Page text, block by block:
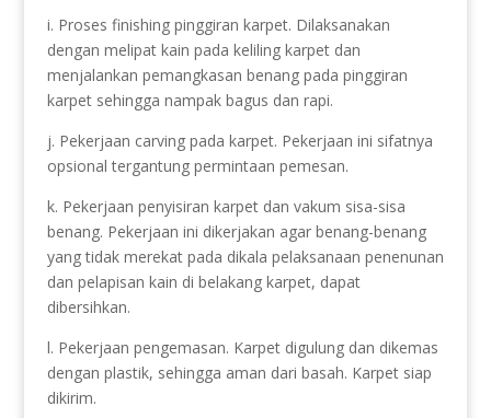
i. Proses finishing pinggiran karpet. Dilaksanakan
dengan melipat kain pada keliling karpet dan
menjalankan pemangkasan benang pada pinggiran
karpet sehingga nampak bagus dan rapi.
j. Pekerjaan carving pada karpet. Pekerjaan ini sifatnya
opsional tergantung permintaan pemesan.
k. Pekerjaan penyisiran karpet dan vakum sisa-sisa
benang. Pekerjaan ini dikerjakan agar benang-benang
yang tidak merekat pada dikala pelaksanaan penenunan
dan pelapisan kain di belakang karpet, dapat
dibersihkan.
l. Pekerjaan pengemasan. Karpet digulung dan dikemas
dengan plastik, sehingga aman dari basah. Karpet siap
dikirim.